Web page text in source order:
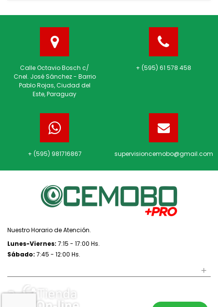
Calle Octavio Bosch c/
Cnel. José Sánchez - Barrio
Pablo Rojas, Ciudad del
Este, Paraguay
+ (595) 61 578 458
+ (595) 981716867 supervisioncemobo@gmail.com
Nuestro Horario de Atención.
Lunes-Viernes: 7:15 - 17:00 Hs.
Sábado: 7:45 - 12:00 Hs.
+